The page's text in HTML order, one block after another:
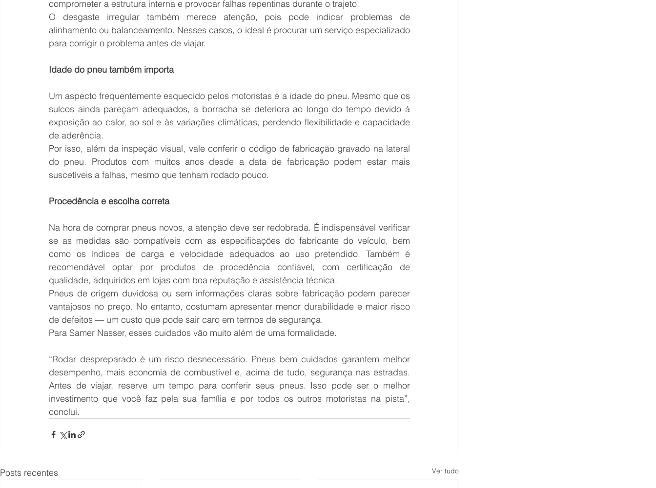
comprometer a estrutura interna e provocar falhas repentinas durante o trajeto.
O desgaste irregular também merece atenção, pois pode indicar problemas de
alinhamento ou balanceamento. Nesses casos, o ideal é procurar um serviço especializado
para corrigir o problema antes de viajar.
Idade do pneu também importa
Um aspecto frequentemente esquecido pelos motoristas é a idade do pneu. Mesmo que os
sulcos ainda pareçam adequados, a borracha se deteriora ao longo do tempo devido à
exposição ao calor, ao sol e às variações climáticas, perdendo flexibilidade e capacidade
de aderência.
Por isso, além da inspeção visual, vale conferir o código de fabricação gravado na lateral
do pneu. Produtos com muitos anos desde a data de fabricação podem estar mais
suscetíveis a falhas, mesmo que tenham rodado pouco.
Procedência e escolha correta
Na hora de comprar pneus novos, a atenção deve ser redobrada. É indispensável verificar
se as medidas são compatíveis com as especificações do fabricante do veículo, bem
como os índices de carga e velocidade adequados ao uso pretendido. Também é
recomendável optar por produtos de procedência confiável, com certificação de
qualidade, adquiridos em lojas com boa reputação e assistência técnica.
Pneus de origem duvidosa ou sem informações claras sobre fabricação podem parecer
vantajosos no preço. No entanto, costumam apresentar menor durabilidade e maior risco
de defeitos — um custo que pode sair caro em termos de segurança.
Para Samer Nasser, esses cuidados vão muito além de uma formalidade.
“Rodar despreparado é um risco desnecessário. Pneus bem cuidados garantem melhor
desempenho, mais economia de combustível e, acima de tudo, segurança nas estradas.
Antes de viajar, reserve um tempo para conferir seus pneus. Isso pode ser o melhor
investimento que você faz pela sua família e por todos os outros motoristas na pista”,
conclui.
Posts recentes Ver tudo